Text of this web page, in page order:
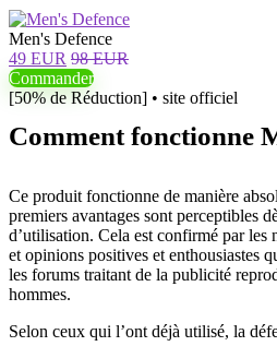
Men's Defence
49 EUR 98 EUR
Commander
[50% de Réduction] • site officiel
Comment fonctionne
Ce produit fonctionne de manière
premiers avantages sont perceptibles
d’utilisation. Cela est confirmé par les
et opinions positives et enthousiastes
les forums traitant de la publicité
hommes.
Selon ceux qui l’ont déjà utilisé, la